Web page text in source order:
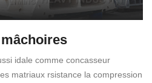
idale comme concasseur
matriaux rsistance la compression